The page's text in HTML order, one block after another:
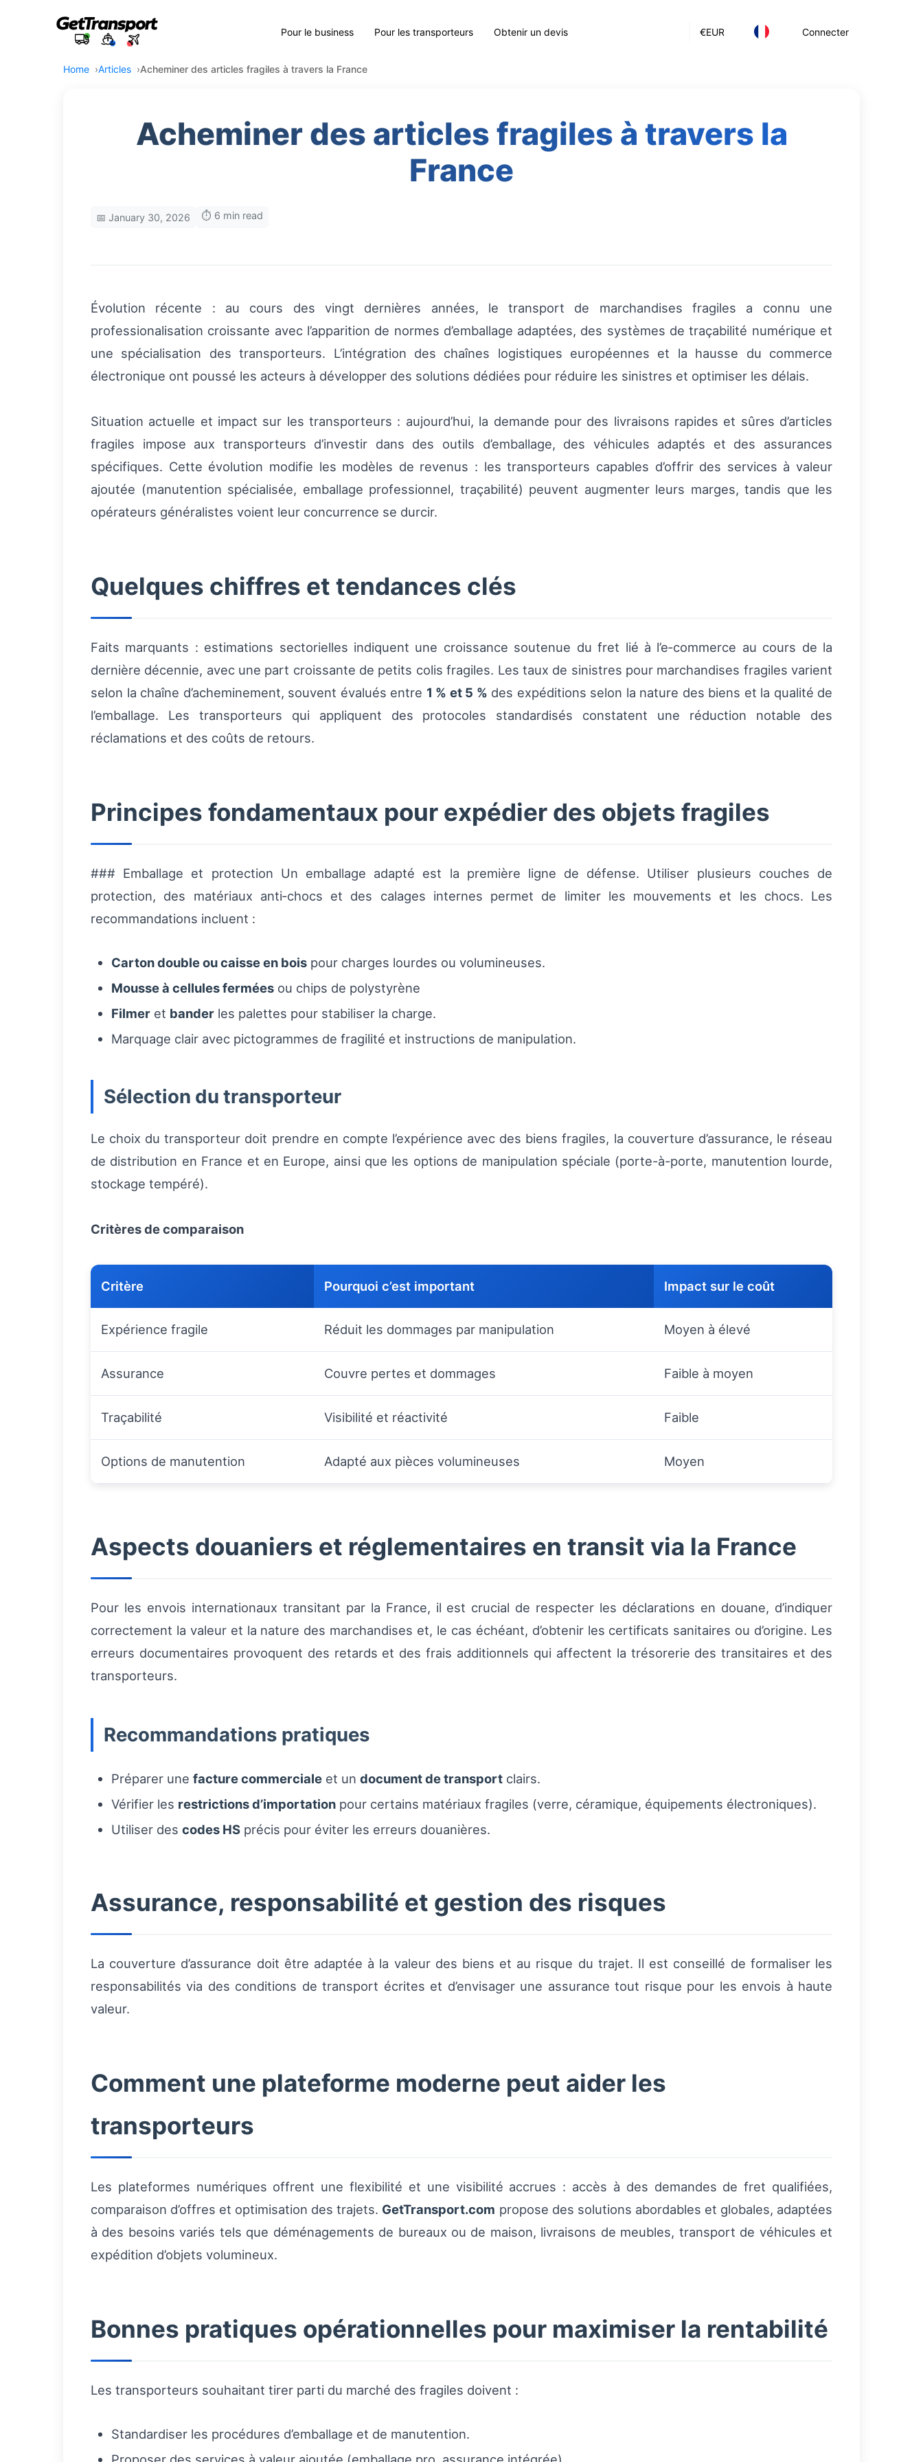
€EUR Connecter
Pour le business Pour les transporteurs Obtenir un devis
Home Articles Acheminer des articles fragiles à travers la France
Acheminer des articles fragiles à travers la
France
📅 January 30, 2026 ⏱️ 6 min read
Évolution récente : au cours des vingt dernières années, le transport de marchandises fragiles a connu une
professionalisation croissante avec l’apparition de normes d’emballage adaptées, des systèmes de traçabilité numérique et
une spécialisation des transporteurs. L’intégration des chaînes logistiques européennes et la hausse du commerce
électronique ont poussé les acteurs à développer des solutions dédiées pour réduire les sinistres et optimiser les délais.
Situation actuelle et impact sur les transporteurs : aujourd’hui, la demande pour des livraisons rapides et sûres d’articles
fragiles impose aux transporteurs d’investir dans des outils d’emballage, des véhicules adaptés et des assurances
spécifiques. Cette évolution modifie les modèles de revenus : les transporteurs capables d’offrir des services à valeur
ajoutée (manutention spécialisée, emballage professionnel, traçabilité) peuvent augmenter leurs marges, tandis que les
opérateurs généralistes voient leur concurrence se durcir.
Quelques chiffres et tendances clés
Faits marquants : estimations sectorielles indiquent une croissance soutenue du fret lié à l’e‑commerce au cours de la
dernière décennie, avec une part croissante de petits colis fragiles. Les taux de sinistres pour marchandises fragiles varient
selon la chaîne d’acheminement, souvent évalués entre 1 % et 5 % des expéditions selon la nature des biens et la qualité de
l’emballage. Les transporteurs qui appliquent des protocoles standardisés constatent une réduction notable des
réclamations et des coûts de retours.
Principes fondamentaux pour expédier des objets fragiles
### Emballage et protection Un emballage adapté est la première ligne de défense. Utiliser plusieurs couches de
protection, des matériaux anti‑chocs et des calages internes permet de limiter les mouvements et les chocs. Les
recommandations incluent :
Carton double ou caisse en bois pour charges lourdes ou volumineuses.
Mousse à cellules fermées ou chips de polystyrène
Filmer et bander les palettes pour stabiliser la charge.
Marquage clair avec pictogrammes de fragilité et instructions de manipulation.
Sélection du transporteur
Le choix du transporteur doit prendre en compte l’expérience avec des biens fragiles, la couverture d’assurance, le réseau
de distribution en France et en Europe, ainsi que les options de manipulation spéciale (porte-à-porte, manutention lourde,
stockage tempéré).
Critères de comparaison
Critère Pourquoi c’est important Impact sur le coût
Expérience fragile Réduit les dommages par manipulation Moyen à élevé
Assurance Couvre pertes et dommages Faible à moyen
Traçabilité Visibilité et réactivité Faible
Options de manutention Adapté aux pièces volumineuses Moyen
Aspects douaniers et réglementaires en transit via la France
Pour les envois internationaux transitant par la France, il est crucial de respecter les déclarations en douane, d’indiquer
correctement la valeur et la nature des marchandises et, le cas échéant, d’obtenir les certificats sanitaires ou d’origine. Les
erreurs documentaires provoquent des retards et des frais additionnels qui affectent la trésorerie des transitaires et des
transporteurs.
Recommandations pratiques
Préparer une facture commerciale et un document de transport clairs.
Vérifier les restrictions d’importation pour certains matériaux fragiles (verre, céramique, équipements électroniques).
Utiliser des codes HS précis pour éviter les erreurs douanières.
Assurance, responsabilité et gestion des risques
La couverture d’assurance doit être adaptée à la valeur des biens et au risque du trajet. Il est conseillé de formaliser les
responsabilités via des conditions de transport écrites et d’envisager une assurance tout risque pour les envois à haute
valeur.
Comment une plateforme moderne peut aider les
transporteurs
Les plateformes numériques offrent une flexibilité et une visibilité accrues : accès à des demandes de fret qualifiées,
comparaison d’offres et optimisation des trajets. GetTransport.com propose des solutions abordables et globales, adaptées
à des besoins variés tels que déménagements de bureaux ou de maison, livraisons de meubles, transport de véhicules et
expédition d’objets volumineux.
Bonnes pratiques opérationnelles pour maximiser la rentabilité
Les transporteurs souhaitant tirer parti du marché des fragiles doivent :
Standardiser les procédures d’emballage et de manutention.